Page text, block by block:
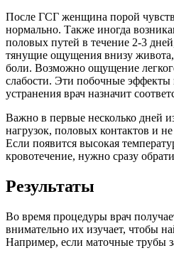
После ГСГ женщина порой
нормально. Также иногда
половых путей в течение 2-3
тянущие ощущения внизу
боли. Возможно ощущение
слабости. Эти побочные
устранения врач назначит
Важно в первые несколько дней
нагрузок, половых контактов и
Если появится высокая
кровотечение, нужно сразу
Результаты
Во время процедуры врач
внимательно их изучает, чтобы
Например, если маточные трубы